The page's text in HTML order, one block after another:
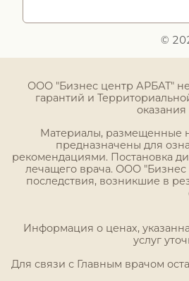
©
ООО "Бизнес центр АРБАТ"
гарантий и
Материалы, размещенные
предназначены для
рекомендациями. Постановка
лечащего врача. ООО "Бизнес
последствия, возникшие в
Информация о ценах,
услуг
Для связи с Главным врачом